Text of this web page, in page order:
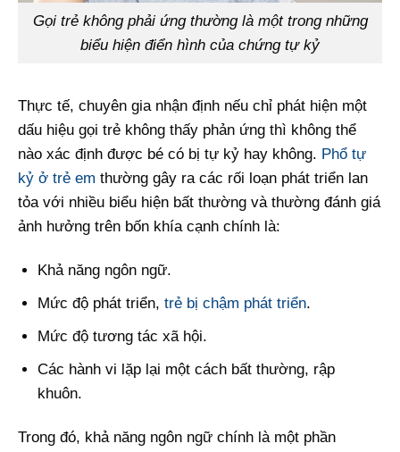
Gọi trẻ không phải ứng thường là một trong những
biểu hiện điển hình của chứng tự kỷ
Thực tế, chuyên gia nhận định nếu chỉ phát hiện một
dấu hiệu gọi trẻ không thấy phản ứng thì không thể
nào xác định được bé có bị tự kỷ hay không. Phổ tự
kỷ ở trẻ em thường gây ra các rối loạn phát triển lan
tỏa với nhiều biểu hiện bất thường và thường đánh giá
ảnh hưởng trên bốn khía cạnh chính là:
Khả năng ngôn ngữ.
Mức độ phát triển,trẻ bị chậm phát triển.
Mức độ tương tác xã hội.
Các hành vi lặp lại một cách bất thường, rập
khuôn.
Trong đó, khả năng ngôn ngữ chính là một phần